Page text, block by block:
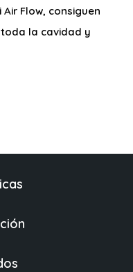
Flow, consiguen
la cavidad y